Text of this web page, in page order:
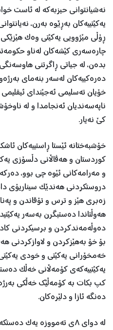
نەشیانتوانی ‌حیزبەکە لە ئاست
یەکێتییەکان بەڕێوە بەرن،
ڕۆڵی مێژوویی یەکێتی وەک
چارەسەری کێشەکان لەناو
بدەن، لە جیاتی ڕاگرتنی
دەرەکییەکان لەسەر بنەمای
خۆیان تەسلیمی ئەجێندای
ناپەسەندیان ئەنجامدا و لە
کێ نەیار.
خۆشبەختانە ئێستا ڕاستییەکان
کوردستان و هەڤاڵانی دڵسۆزی
و مەرامەکانی ئێوە چی بوو،
دروستکردنی هەندێک سیناریۆی
زەبری هێز و ترس و تۆقاندن و
هەوڵتاندا دەستبگرن بەسەر
دەوڵەمەندکردن و برسیکردنی
بۆ خۆ بەهێزكردن و لاوازكردنی
خەمخۆرانی یەكێتی و خودی
یەكێتییەكەی کۆمەڵانی خەڵک
کپ بکات بە كۆمەڵێك خەڵكی
دەنگە ئازا و دلێرەكان.
لە دوای ٨ی تەمووزە یەک